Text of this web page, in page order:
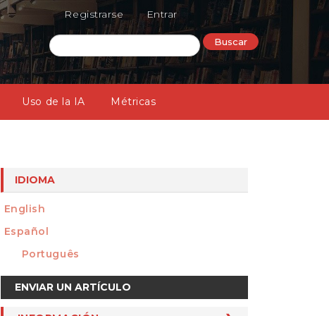
Registrarse Entrar
Uso de la IA Métricas
Buscar
IDIOMA
English
Español
Português
Enviar
un
ENVIAR UN ARTÍCULO